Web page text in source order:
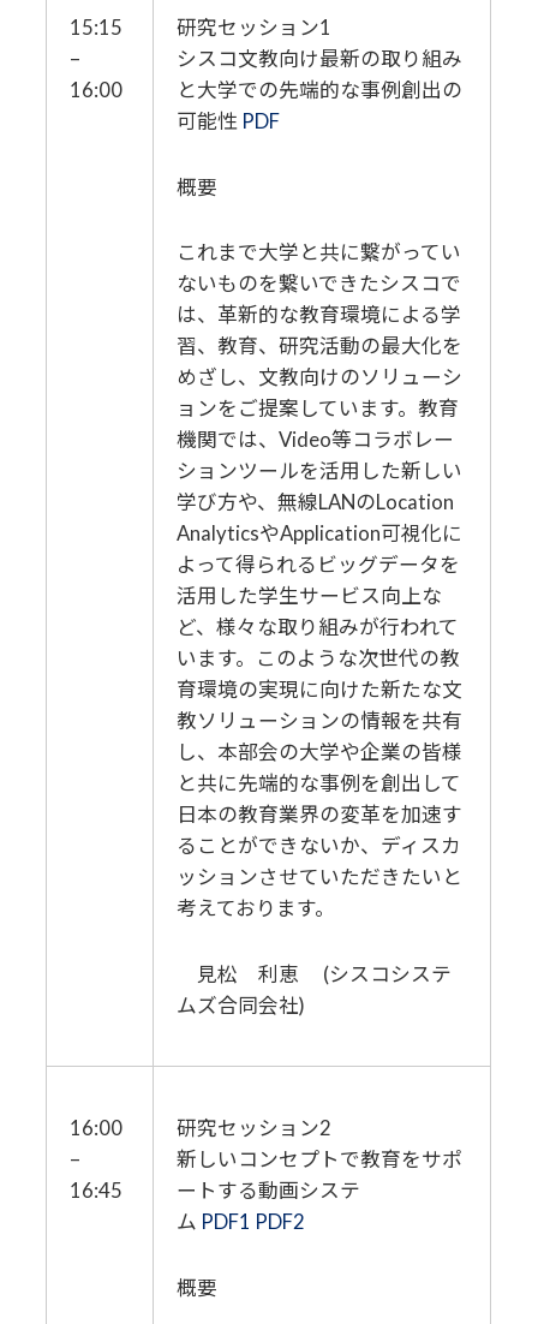
15:15
–
16:00
研究セッション1
シスコ文教向け最新の取り組み
と大学での先端的な事例創出の
可能性 PDF
概要
これまで大学と共に繋がってい
ないものを繋いできたシスコで
は、革新的な教育環境による学
習、教育、研究活動の最大化を
めざし、文教向けのソリューシ
ョンをご提案しています。教育
機関では、Video等コラボレー
ションツールを活用した新しい
学び方や、無線LANのLocation
AnalyticsやApplication可視化に
よって得られるビッグデータを
活用した学生サービス向上な
ど、様々な取り組みが行われて
います。このような次世代の教
育環境の実現に向けた新たな文
教ソリューションの情報を共有
し、本部会の大学や企業の皆様
と共に先端的な事例を創出して
日本の教育業界の変革を加速す
ることができないか、ディスカ
ッションさせていただきたいと
考えております。
見松 利恵 (シスコシステ
ムズ合同会社)
16:00
–
16:45
研究セッション2
新しいコンセプトで教育をサポ
ートする動画システ
ム PDF1 PDF2
概要